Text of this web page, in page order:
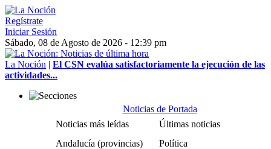
Regístrate
Iniciar Sesión
Sábado, 08 de Agosto de 2026 - 12:39 pm
La Noción | El CSN evalúa satisfactoriamente la ejecución de las
actividades...
Noticias de Portada
Noticias más leídas
Últimas noticias
Andalucía (provincias)
Política